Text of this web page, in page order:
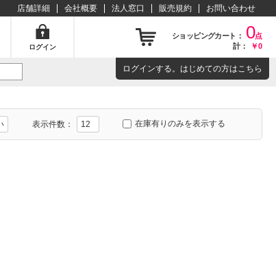
店舗詳細 会社概要 法人窓口 販売規約 お問い合わせ
ログイン
ショッピングカート： 0点
計：
￥0
ログインする。はじめての方はこちら
表示件数： 在庫有りのみを表示する